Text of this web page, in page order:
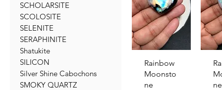
SCHOLARSITE
SCOLOSITE
SELENITE
SERAPHINITE
Shatukite
SILICON
Silver Shine Cabochons
SMOKY QUARTZ
クイックビュー
Rainbow
Moonsto
ne
ク
ne